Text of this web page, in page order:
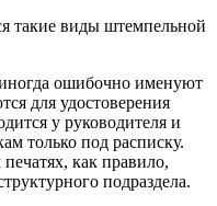
такие виды штемпельной
ошибочно именуют
для удостоверения
у руководителя и
только под расписку.
как правило,
подраздела.